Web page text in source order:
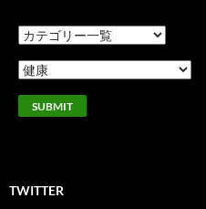
TWITTER